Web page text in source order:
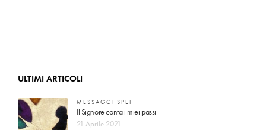
ULTIMI ARTICOLI
MESSAGGI SPEI
Il Signore conta i miei passi
21 Aprile 2021